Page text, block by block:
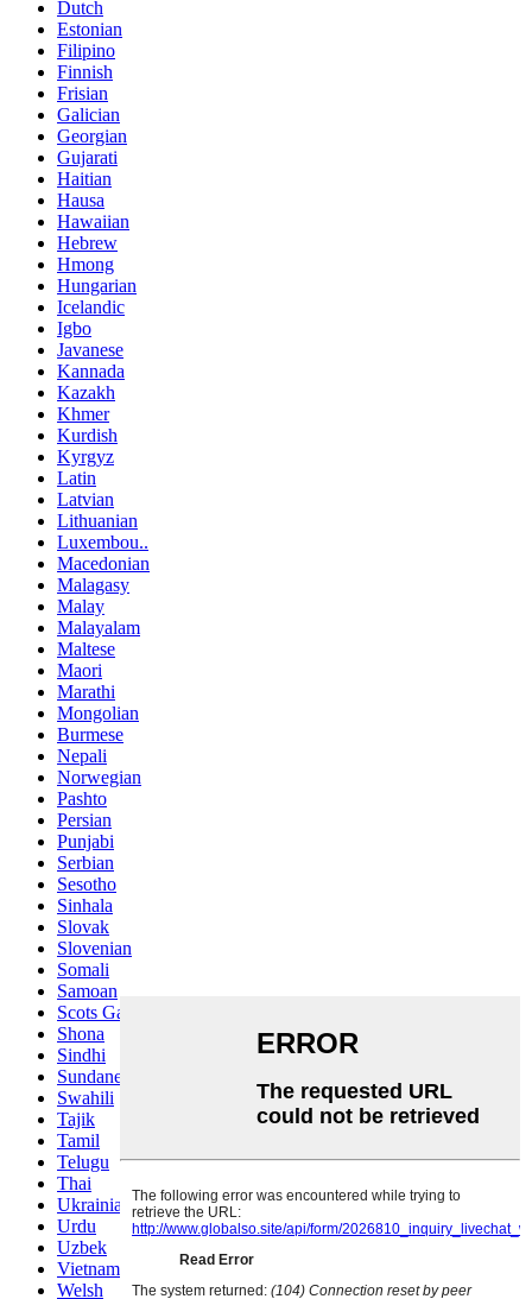
Dutch
Estonian
Filipino
Finnish
Frisian
Galician
Georgian
Gujarati
Haitian
Hausa
Hawaiian
Hebrew
Hmong
Hungarian
Icelandic
Igbo
Javanese
Kannada
Kazakh
Khmer
Kurdish
Kyrgyz
Latin
Latvian
Lithuanian
Luxembou..
Macedonian
Malagasy
Malay
Malayalam
Maltese
Maori
Marathi
Mongolian
Burmese
Nepali
Norwegian
Pashto
Persian
Punjabi
Serbian
Sesotho
Sinhala
Slovak
Slovenian
Somali
Samoan
Scots Gaelic
Shona
Sindhi
Sundanese
Swahili
Tajik
Tamil
Telugu
Thai
Ukrainian
Urdu
Uzbek
Vietnamese
Welsh